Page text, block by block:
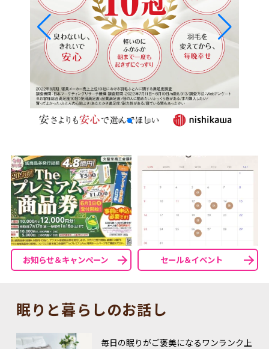
お知らせ＆キャンペーン セール＆イベント
眠りと暮らしのお話し
毎日の眠りがご褒美になるワンランク上